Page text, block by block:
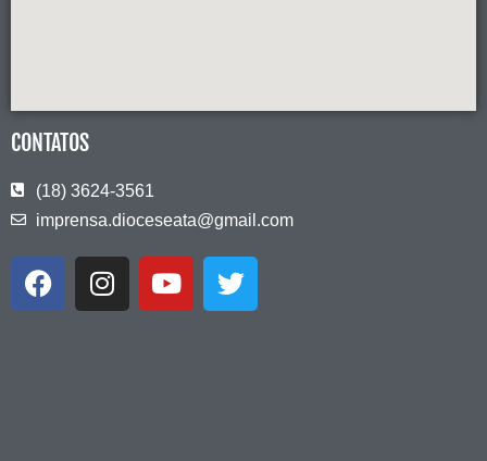
CONTATOS
(18) 3624-3561
imprensa.dioceseata@gmail.com